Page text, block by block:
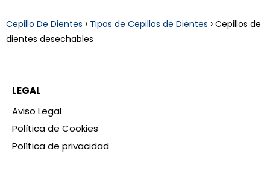
Cepillo De Dientes Tipos de Cepillos de Dientes
Cepillos de
dientes desechables
LEGAL
Aviso Legal
Política de Cookies
Política de privacidad